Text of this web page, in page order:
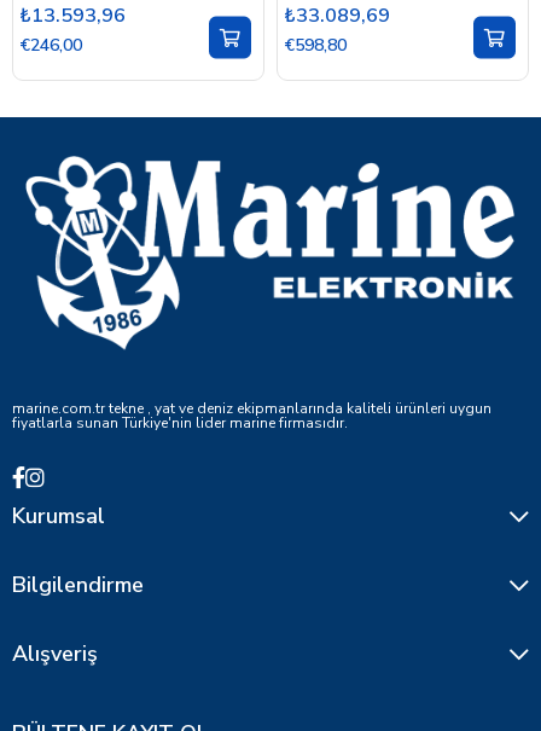
₺13.593,96
€246,00
₺33.089,69
€598,80
marine.com.tr tekne , yat ve deniz ekipmanlarında kaliteli ürünleri uygun
fiyatlarla sunan Türkiye'nin lider marine firmasıdır.
Kurumsal
Bilgilendirme
Alışveriş